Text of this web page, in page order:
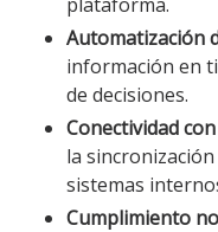
Automatización
información en
de decisiones.
Conectividad
la
sistemas
Cumplimiento